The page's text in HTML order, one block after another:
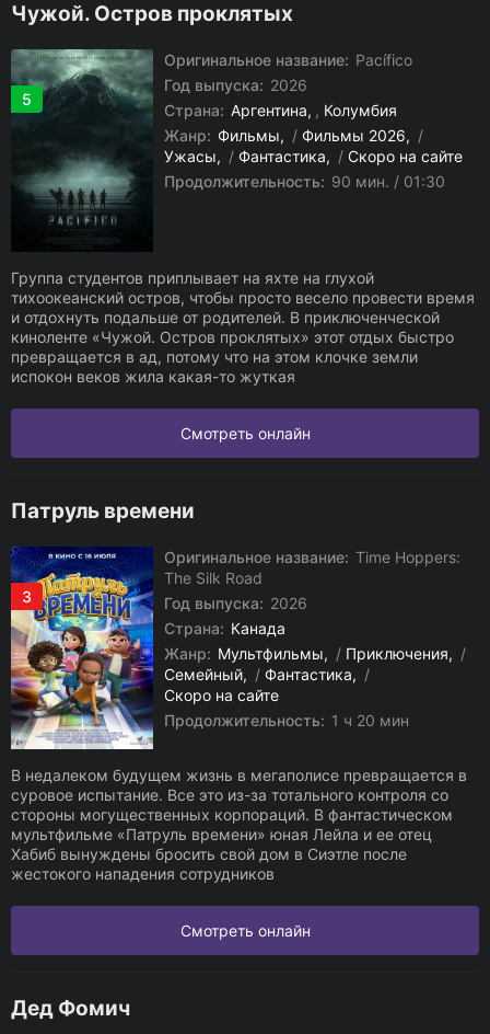
Чужой. Остров проклятых
5
Оригинальное название: Pacífico
Год выпуска: 2026
Страна: Аргентина , Колумбия
Жанр: Фильмы / Фильмы 2026
/
Ужасы
/ Фантастика / Скоро на сайте
Продолжительность: 90 мин. / 01:30
Группа студентов приплывает на яхте на глухой
тихоокеанский остров, чтобы просто весело провести время
и отдохнуть подальше от родителей. В приключенческой
киноленте «Чужой. Остров проклятых» этот отдых быстро
превращается в ад, потому что на этом клочке земли
испокон веков жила какая-то жуткая
Смотреть онлайн
Патруль времени
3
Оригинальное название: Time Hoppers:
The Silk Road
Год выпуска: 2026
Страна: Канада
Жанр: Мультфильмы / Приключения
/
Семейный
/ Фантастика
/
Скоро на сайте
Продолжительность: 1 ч 20 мин
В недалеком будущем жизнь в мегаполисе превращается в
суровое испытание. Все это из-за тотального контроля со
стороны могущественных корпораций. В фантастическом
мультфильме «Патруль времени» юная Лейла и ее отец
Хабиб вынуждены бросить свой дом в Сиэтле после
жестокого нападения сотрудников
Смотреть онлайн
Дед Фомич